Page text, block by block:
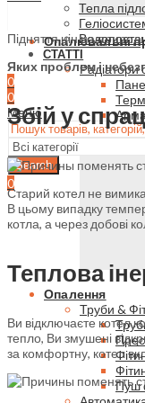
Опалювальні
Радіатори
Опалення
Труби &
Пуш
Тепла
СТАТТІ
0
0
Меню
Search
0
Підняття цін на
Яких проблем і
Збій у
Старий котел не
В цьому випадку
котла, а через добові
Теплова
Ви відключаєте котел
тепло, Ви змушені
за комфортну, котел